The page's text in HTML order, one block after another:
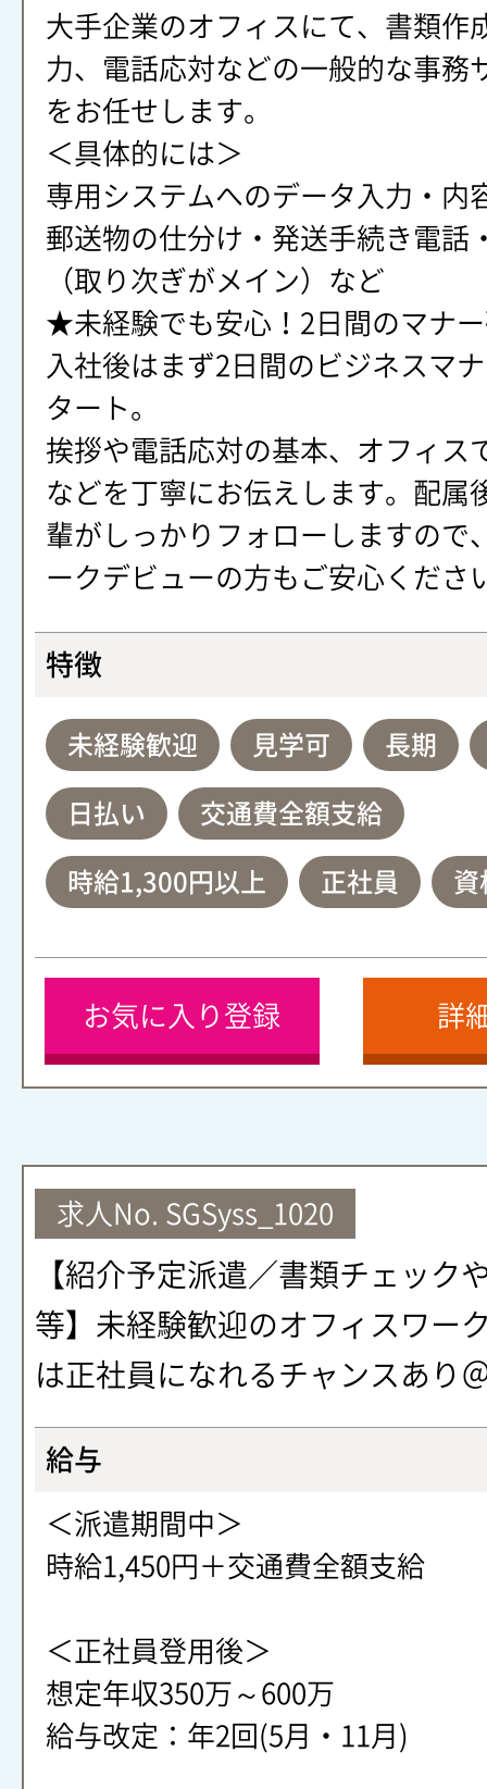
大手企業のオフィスにて、書類作
力、電話応対などの一般的な事務
をお任せします。
＜具体的には＞
専用システムへのデータ入力・内
郵送物の仕分け・発送手続き電話
（取り次ぎがメイン）など
★未経験でも安心！2日間のマナ
入社後はまず2日間のビジネスマ
タート。
挨拶や電話応対の基本、オフィス
などを丁寧にお伝えします。配属
輩がしっかりフォローしますので
ークデビューの方もご安心くださ
特徴
未経験歓迎 見学可 長期
日払い 交通費全額支給
時給1,300円以上 正社員 資
お気に入り登録 詳
求人No. SGSyss_1020
【紹介予定派遣／書類チェック
等】未経験歓迎のオフィスワー
は正社員になれるチャンスあり
給与
＜派遣期間中＞
時給1,450円＋交通費全額支給
＜正社員登用後＞
想定年収350万～600万
給与改定：年2回(5月・11月)